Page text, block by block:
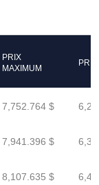
PRIX
MAXIMUM
7,752.764 $
7,941.396 $
8,107.635 $